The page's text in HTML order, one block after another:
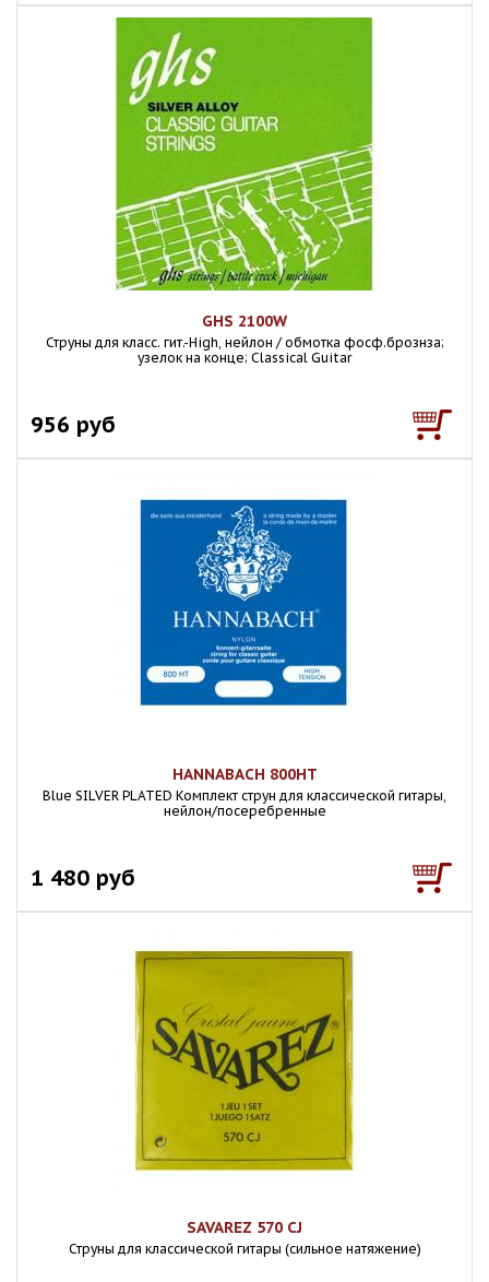
GHS 2100W
Струны для класс. гит.-High, нейлон / обмотка фосф.брознза;
узелок на конце; Classical Guitar
956 руб
HANNABACH 800HT
Blue SILVER PLATED Комплект струн для классической гитары,
нейлон/посеребренные
1 480 руб
SAVAREZ 570 CJ
Струны для классической гитары (сильное натяжение)